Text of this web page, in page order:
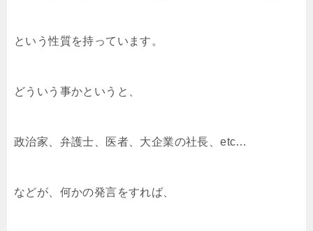
という性質を持っています。
どういう事かというと、
政治家、弁護士、医者、大企業の社長、etc…
などが、何かの発言をすれば、